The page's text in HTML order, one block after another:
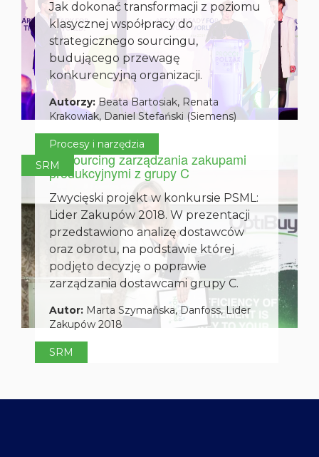
Procesy i narzędzia
Jak dokonać transformacji z poziomu
klasycznej współpracy do
strategicznego sourcingu,
budującego przewagę
konkurencyjną organizacji.
Autorzy: Beata Bartosiak, Renata
Krakowiak, Daniel Stefański (Siemens)
SRM
SRM
17 października 2017
Tail spend management, czyli
outsourcing zarządzania zakupami
produkcyjnymi z grupy C
Zwycięski projekt w konkursie PSML:
Lider Zakupów 2018. W prezentacji
przedstawiono analizę dostawców
oraz obrotu, na podstawie której
podjęto decyzję o poprawie
zarządzania dostawcami grupy C.
Autor: Marta Szymańska,Danfoss, Lider
Zakupów 2018